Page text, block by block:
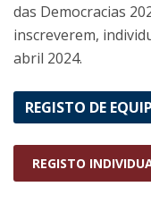
das Democracias
inscreverem,
abril 2024.
REGISTO DE
REGISTO